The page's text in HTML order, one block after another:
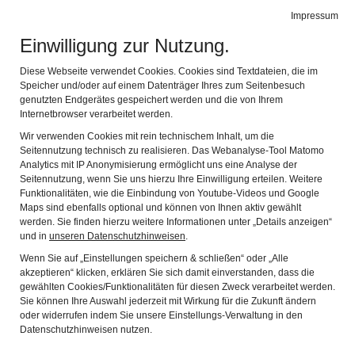
Impressum
Einwilligung zur Nutzung.
Diese Webseite verwendet Cookies. Cookies sind Textdateien, die im
Speicher und/oder auf einem Datenträger Ihres zum Seitenbesuch
genutzten Endgerätes gespeichert werden und die von Ihrem
Internetbrowser verarbeitet werden.
Wir verwenden Cookies mit rein technischem Inhalt, um die
Seitennutzung technisch zu realisieren. Das Webanalyse-Tool Matomo
Analytics mit IP Anonymisierung ermöglicht uns eine Analyse der
Seitennutzung, wenn Sie uns hierzu Ihre Einwilligung erteilen. Weitere
Funktionalitäten, wie die Einbindung von Youtube-Videos und Google
Maps sind ebenfalls optional und können von Ihnen aktiv gewählt
werden. Sie finden hierzu weitere Informationen unter „Details anzeigen“
und in unseren Datenschutzhinweisen.
Wenn Sie auf „Einstellungen speichern & schließen“ oder „Alle
akzeptieren“ klicken, erklären Sie sich damit einverstanden, dass die
gewählten Cookies/Funktionalitäten für diesen Zweck verarbeitet werden.
Sie können Ihre Auswahl jederzeit mit Wirkung für die Zukunft ändern
oder widerrufen indem Sie unsere Einstellungs-Verwaltung in den
Datenschutzhinweisen nutzen.
Rückblick auf die Sanierung
Der Mutterturm
Herkomer-Konkurrenz
Herkothek
Publikationen